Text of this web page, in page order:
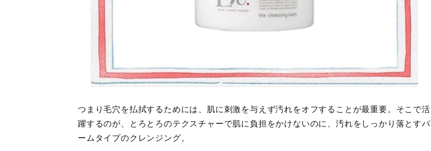
つまり毛穴を払拭するためには、肌に刺激を与えず汚れをオフすることが最重要。そこで活
躍するのが、とろとろのテクスチャーで肌に負担をかけないのに、汚れをしっかり落とすバ
ームタイプのクレンジング。